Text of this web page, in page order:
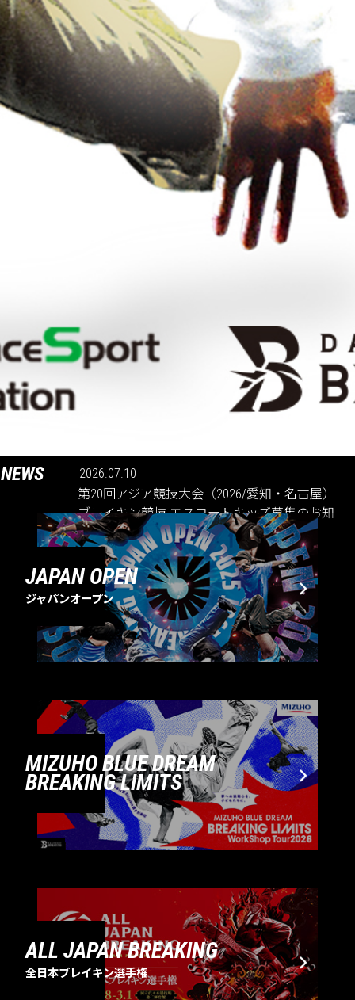
NEWS
2026.07.10
第20回アジア競技大会（2026/愛知・名古屋）
ブレイキン競技 エスコートキッズ募集のお知
らせ
JAPAN OPEN
ジャパンオープン
MIZUHO BLUE DREAM
BREAKING LIMITS
ALL JAPAN BREAKING
全日本ブレイキン選手権